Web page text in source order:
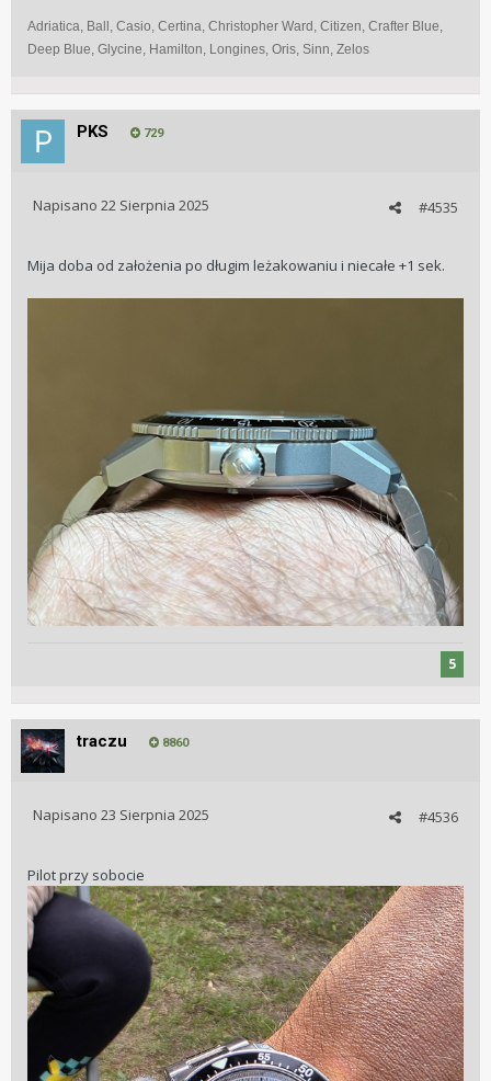
Adriatica, Ball, Casio, Certina, Christopher Ward, Citizen, Crafter Blue,
Deep Blue, Glycine, Hamilton, Longines, Oris, Sinn, Zelos
PKS 729
#4535
Napisano 22 Sierpnia 2025
Mija doba od założenia po długim leżakowaniu i niecałe +1 sek.
5
traczu 8860
#4536
Napisano 23 Sierpnia 2025
Pilot przy sobocie